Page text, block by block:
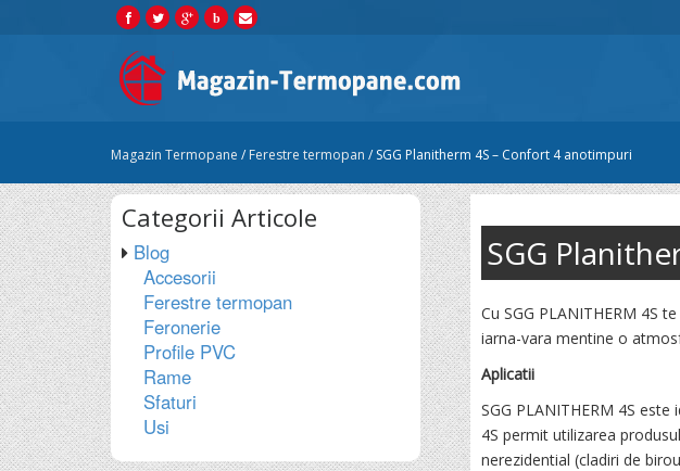
b
Magazin Termopane / Ferestre termopan / SGG Planitherm 4S – Confort 4 anotimpuri
Categorii Articole
Blog
Accesorii
Ferestre termopan
Feronerie
Profile PVC
Rame
Sfaturi
Usi
SGG
Cu SGG PLANITHERM 4S
iarna-vara mentine o
Aplicatii
SGG PLANITHERM 4S
4S permit utilizarea
nerezidential (cladiri de